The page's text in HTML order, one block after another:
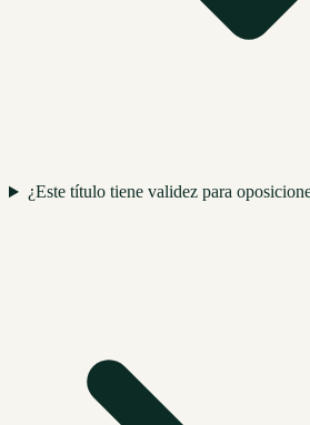
¿Este título tiene validez para